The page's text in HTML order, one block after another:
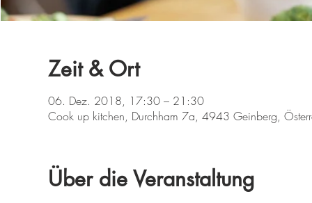
Zeit & Ort
06. Dez. 2018, 17:30 – 21:30
Cook up kitchen, Durchham 7a, 4943 Geinberg,
Über die Veranstaltung